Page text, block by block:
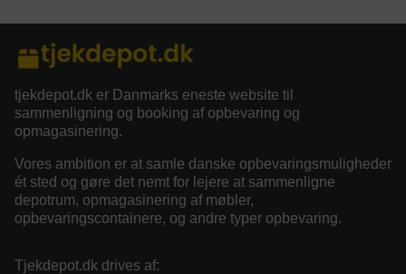
tjekdepot.dk er Danmarks eneste website til
sammenligning og booking af opbevaring og
opmagasinering.
Vores ambition er at samle danske opbevaringsmuligheder
ét sted og gøre det nemt for lejere at sammenligne
depotrum, opmagasinering af møbler,
opbevaringscontainere, og andre typer opbevaring.
Tjekdepot.dk drives af: